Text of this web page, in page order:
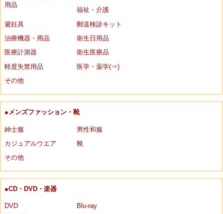
用品
福祉・介護
避妊具
郵送検診キット
治療機器・用品
衛生日用品
医療計測器
衛生医療品
軽度失禁用品
医学・薬学(⇒)
その他
●メンズファッション・靴
紳士服
男性和服
カジュアルウエア
靴
その他
●CD・DVD・楽器
DVD
Blu-ray